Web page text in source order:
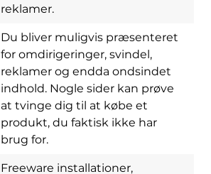
reklamer.
Du bliver muligvis præsenteret
for omdirigeringer, svindel,
reklamer og endda ondsindet
indhold. Nogle sider kan prøve
at tvinge dig til at købe et
produkt, du faktisk ikke har
brug for.
Freeware installationer,
Download
Spy Hunter